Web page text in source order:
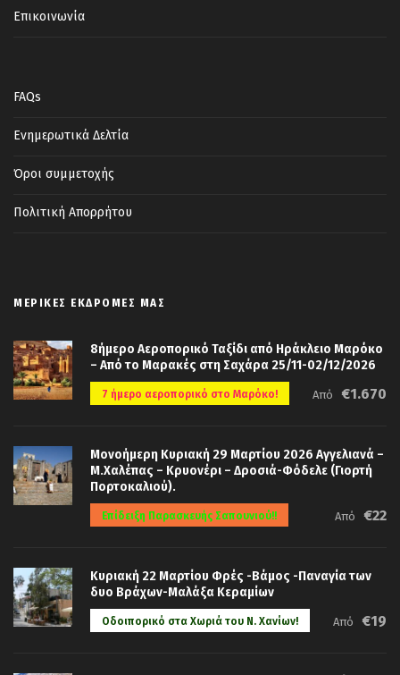
Επικοινωνία
FAQs
Ενημερωτικά Δελτία
Όροι συμμετοχής
Πολιτική Απορρήτου
ΜΕΡΙΚΈΣ ΕΚΔΡΟΜΈΣ ΜΑΣ
8ήμερο Αεροπορικό Ταξίδι από Ηράκλειο Μαρόκο
– Από το Μαρακές στη Σαχάρα 25/11-02/12/2026
7 ήμερο αεροπορικό στο Μαρόκο! Από €1.670
Μονοήμερη Κυριακή 29 Μαρτίου 2026 Αγγελιανά –
Μ.Χαλέπας – Κρυονέρι – Δροσιά-Φόδελε (Γιορτή
Πορτοκαλιού).
Επίδειξη Παρασκευής Σαπουνιού!! Από €22
Κυριακή 22 Μαρτίου Φρές -Βάμος -Παναγία των
δυο Βράχων-Μαλάξα Κεραμίων
Οδοιπορικό στα Χωριά του Ν. Χανίων! Από €19